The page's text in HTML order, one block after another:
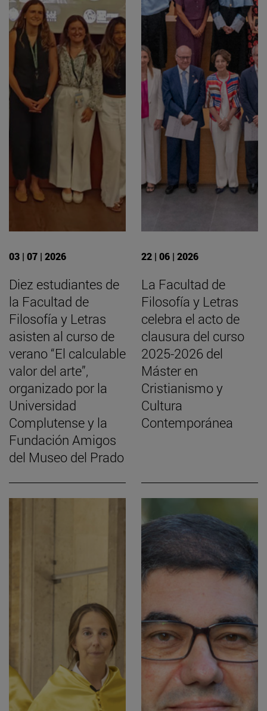
03 | 07 | 2026
Diez estudiantes de
la Facultad de
Filosofía y Letras
asisten al curso de
verano “El calculable
valor del arte”,
organizado por la
Universidad
Complutense y la
Fundación Amigos
del Museo del Prado
22 | 06 | 2026
La Facultad de
Filosofía y Letras
celebra el acto de
clausura del curso
2025-2026 del
Máster en
Cristianismo y
Cultura
Contemporánea